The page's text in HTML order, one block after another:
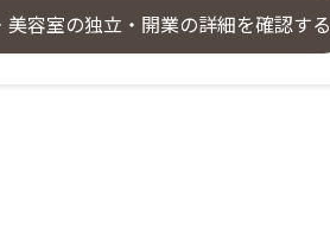
美容室の独立・開業の詳細を確認する